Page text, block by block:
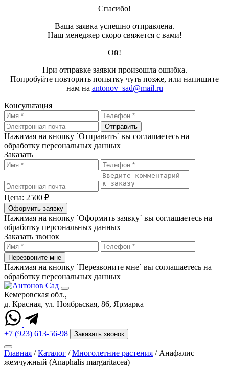
Спасибо!
Ваша заявка успешно отправлена.
Наш менеджер скоро свяжется с вами!
Ой!
При отправке заявки произошла ошибка.
Попробуйте повторить попытку чуть позже, или напишите
нам на antonov_sad@mail.ru
Консультация
Отправить
Нажимая на кнопку `Отправить` вы соглашаетесь на
обработку персональных данных
Заказать
Цена: 2500 ₽
Оформить заявку
Нажимая на кнопку `Оформить заявку` вы соглашаетесь на
обработку персональных данных
Заказать звонок
Перезвоните мне
Нажимая на кнопку `Перезвоните мне` вы соглашаетесь на
обработку персональных данных
Кемеровская обл.,
д. Красная, ул. Ноябрьская, 86, Ярмарка
+7 (923) 613-56-98 Заказать звонок
Главная / Каталог / Многолетние растения / Анафалис
жемчужный (Anaphalis margaritacea)